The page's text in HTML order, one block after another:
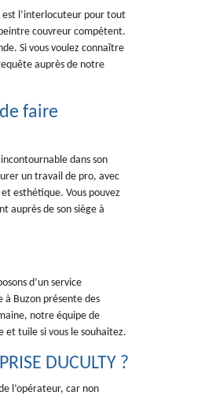
est l’interlocuteur pour tout
couvreur compétent.
Si vous voulez connaître
auprès de notre
faire
dans son
un travail de pro, avec
esthétique. Vous pouvez
auprès de son siège à
d’un service
Buzon présente des
notre équipe de
et tuile si vous le souhaitez.
DUCULTY ?
l’opérateur, car non